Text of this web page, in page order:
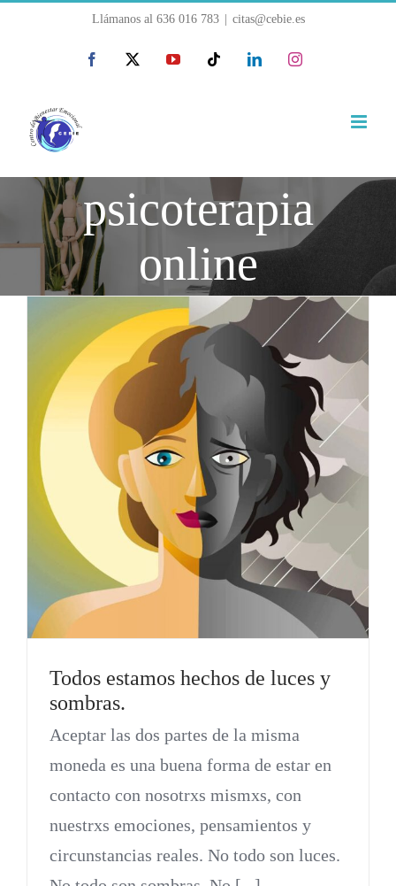
Llámanos al 636 016 783 citas@cebie.es
Facebook YouTube Tiktok LinkedInInstagram
psicoterapia
online
Todos estamos hechos de luces y
sombras.
Aceptar las dos partes de la misma
moneda es una buena forma de estar en
contacto con nosotrxs mismxs, con
nuestrxs emociones, pensamientos y
circunstancias reales. No todo son luces.